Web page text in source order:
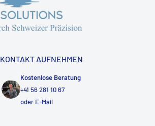
KONTAKT AUFNEHMEN
Kostenlose Beratung
+41 56 281 10 67
oder E-Mail